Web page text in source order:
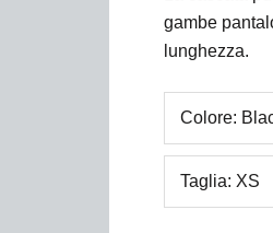
gambe
lunghezza.
Colore:
Taglia: XS